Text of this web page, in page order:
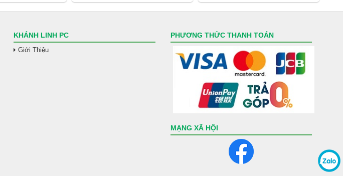
KHÁNH LINH PC
Giới Thiệu
PHƯƠNG THỨC THANH TOÁN
MẠNG XÃ HỘI